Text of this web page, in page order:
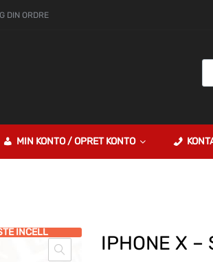
DIN ORDRE
MIN KONTO / OPRET KONTO
INCELL
IPHONE X –